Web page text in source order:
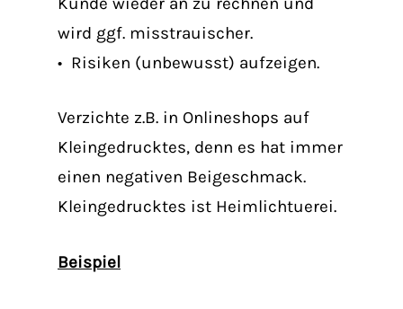
wird ggf. misstrauischer.
• Risiken (unbewusst) aufzeigen.
Verzichte z.B. in Onlineshops auf
Kleingedrucktes, denn es hat immer
einen negativen Beigeschmack.
Kleingedrucktes ist Heimlichtuerei.
Beispiel